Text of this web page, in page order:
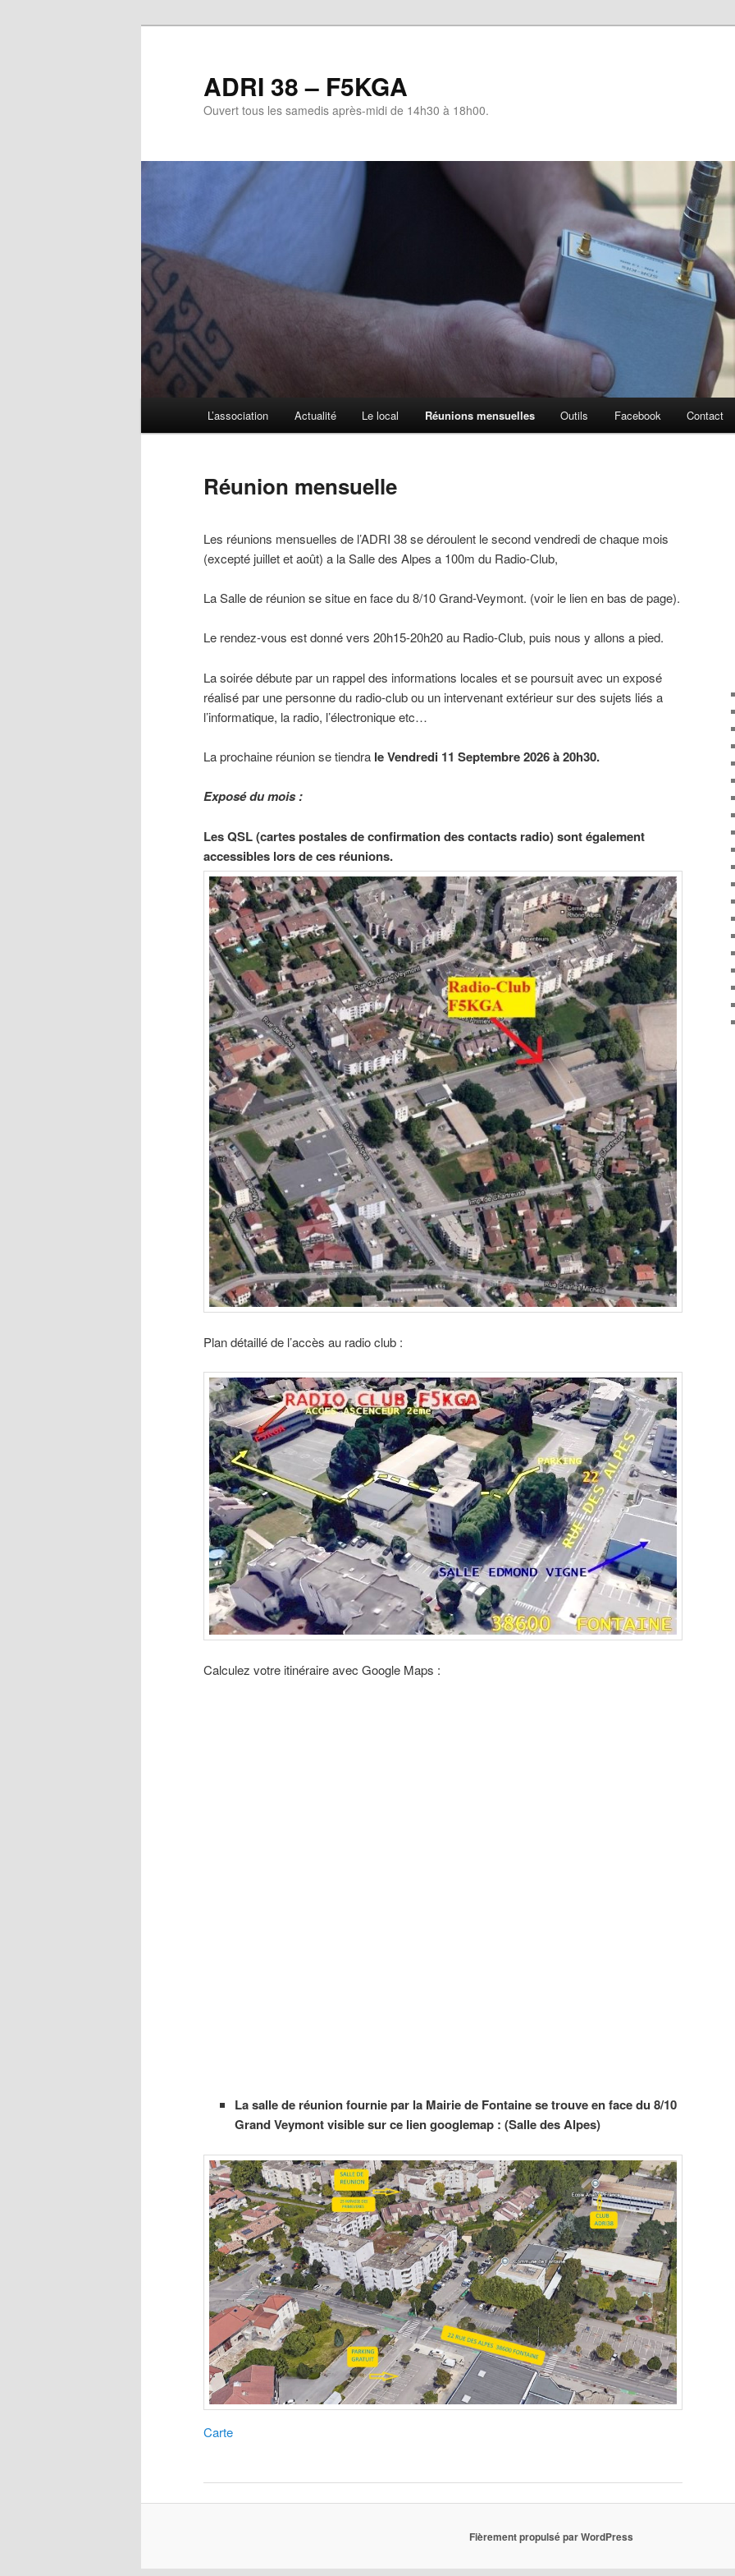
ADRI 38 – F5KGA
Ouvert tous les samedis après-midi de 14h30 à 18h00.
L’association Actualité Le local Réunions mensuelles Outils Facebook Contact
Réunion mensuelle
Les réunions mensuelles de l’ADRI 38 se déroulent le second vendredi de chaque mois
(excepté juillet et août) a la Salle des Alpes a 100m du Radio-Club,
La Salle de réunion se situe en face du 8/10 Grand-Veymont. (voir le lien en bas de page).
Le rendez-vous est donné vers 20h15-20h20 au Radio-Club, puis nous y allons a pied.
La soirée débute par un rappel des informations locales et se poursuit avec un exposé
réalisé par une personne du radio-club ou un intervenant extérieur sur des sujets liés a
l’informatique, la radio, l’électronique etc…
La prochaine réunion se tiendra le Vendredi 11 Septembre 2026 à 20h30.
Exposé du mois :
Les QSL (cartes postales de confirmation des contacts radio) sont également
accessibles lors de ces réunions.
Plan détaillé de l’accès au radio club :
Calculez votre itinéraire avec Google Maps :
La salle de réunion fournie par la Mairie de Fontaine se trouve en face du 8/10
Grand Veymont visible sur ce lien googlemap : (Salle des Alpes)
Carte
Fièrement propulsé par WordPress